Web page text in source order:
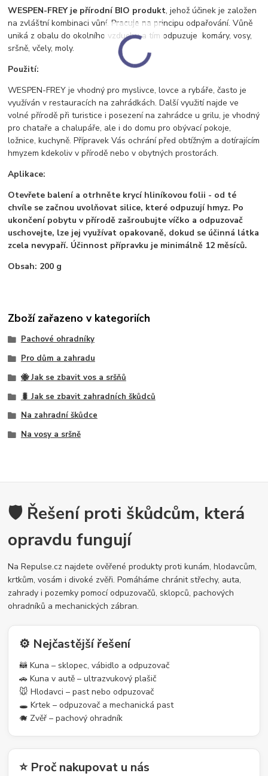
WESPEN-FREY je přírodní BIO produkt, jehož účinek je založen
na zvláštní kombinaci vůní. Pracuje na principu odpařování. Vůně
uniká z obalu do okolního vzduchu a tím odpuzuje komáry, vosy,
sršně, včely, moly.
Použití:
WESPEN-FREY je vhodný pro myslivce, lovce a rybáře, často je
využíván v restauracích na zahrádkách. Další využití najde ve
volné přírodě při turistice i posezení na zahrádce u grilu, je vhodný
pro chataře a chalupáře, ale i do domu pro obývací pokoje,
ložnice, kuchyně. Přípravek Vás ochrání před obtížným a dotírajícím
hmyzem kdekoliv v přírodě nebo v obytných prostorách.
Aplikace:
Otevřete balení a otrhněte krycí hliníkovou folii - od té
chvíle se začnou uvolňovat silice, které odpuzují hmyz. Po
ukončení pobytu v přírodě zašroubujte víčko a odpuzovač
uschovejte, lze jej využívat opakovaně, dokud se účinná látka
zcela nevypaří. Účinnost přípravku je minimálně 12 měsíců.
Obsah: 200 g
Zboží zařazeno v kategoriích
Pachové ohradníky
Pro dům a zahradu
🐝 Jak se zbavit vos a sršňů
🐛 Jak se zbavit zahradních škůdců
Na zahradní škůdce
Na vosy a sršně
🛡️ Řešení proti škůdcům, která
opravdu fungují
Na Repulse.cz najdete ověřené produkty proti kunám, hlodavcům,
krtkům, vosám i divoké zvěři. Pomáháme chránit střechy, auta,
zahrady i pozemky pomocí odpuzovačů, sklopců, pachových
ohradníků a mechanických zábran.
⚙️ Nejčastější řešení
🦝 Kuna – sklopec, vábidlo a odpuzovač
🚗 Kuna v autě – ultrazvukový plašič
🐭 Hlodavci – past nebo odpuzovač
🕳️ Krtek – odpuzovač a mechanická past
🐗 Zvěř – pachový ohradník
⭐ Proč nakupovat u nás